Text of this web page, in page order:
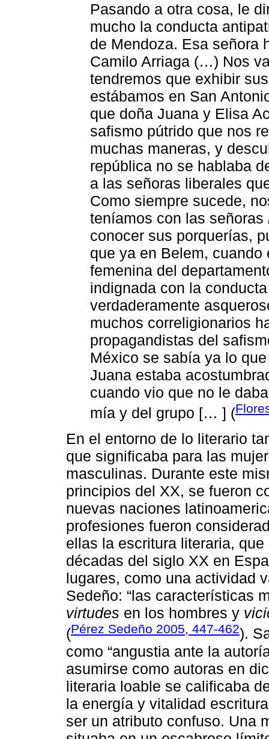
Pasando a otra cosa, le
mucho la conducta
de Mendoza. Esa señora
Camilo Arriaga (…) Nos
tendremos que exhibir
estábamos en San
que doña Juana y Elisa
safismo pútrido que nos
muchas maneras, y
república no se hablaba
a las señoras liberales
Como siempre sucede,
teníamos con las señoras
conocer sus porquerías,
que ya en Belem,
femenina del
indignada con la
verdaderamente
muchos correligionarios
propagandistas del
México se sabía ya lo
Juana estaba
cuando vio que no le
mía y del grupo [… ] (
En el entorno de lo literario
que significaba para las
masculinas. Durante este
principios del XX, se fueron
nuevas naciones
profesiones fueron
ellas la escritura literaria,
décadas del siglo XX en
lugares, como una actividad
Sedeño: “las características
virtudes en los hombres y
(Pérez Sedeño 2005, 447-462).
como “angustia ante la
asumirse como autoras en
literaria loable se calificaba
la energía y vitalidad
ser un atributo confuso. Una